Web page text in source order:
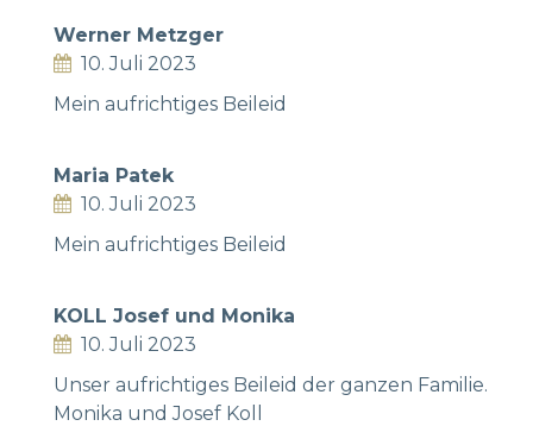
Werner Metzger
10. Juli 2023
Mein aufrichtiges Beileid
Maria Patek
10. Juli 2023
Mein aufrichtiges Beileid
KOLL Josef und Monika
10. Juli 2023
Unser aufrichtiges Beileid der ganzen Familie.
Monika und Josef Koll